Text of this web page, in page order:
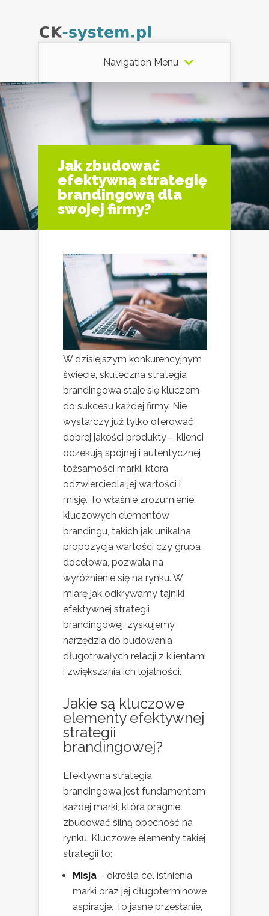
Navigation Menu
Jak zbudować
efektywną strategię
brandingową dla
swojej firmy?
W dzisiejszym konkurencyjnym
świecie, skuteczna strategia
brandingowa staje się kluczem
do sukcesu każdej firmy. Nie
wystarczy już tylko oferować
dobrej jakości produkty – klienci
oczekują spójnej i autentycznej
tożsamości marki, która
odzwierciedla jej wartości i
misję. To właśnie zrozumienie
kluczowych elementów
brandingu, takich jak unikalna
propozycja wartości czy grupa
docelowa, pozwala na
wyróżnienie się na rynku. W
miarę jak odkrywamy tajniki
efektywnej strategii
brandingowej, zyskujemy
narzędzia do budowania
długotrwałych relacji z klientami
i zwiększania ich lojalności.
Jakie są kluczowe
elementy efektywnej
strategii
brandingowej?
Efektywna strategia
brandingowa jest fundamentem
każdej marki, która pragnie
zbudować silną obecność na
rynku. Kluczowe elementy takiej
strategii to:
Misja – określa cel istnienia
marki oraz jej długoterminowe
aspiracje. To jasne przesłanie,